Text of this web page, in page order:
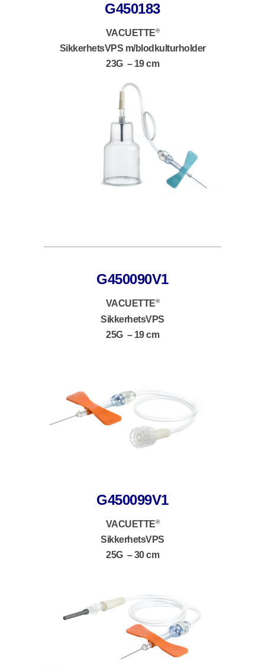
G450183
VACUETTE®
SikkerhetsVPS m/blodkulturholder
23G – 19 cm
G450090V1
VACUETTE®
SikkerhetsVPS
25G – 19 cm
G450099V1
VACUETTE®
SikkerhetsVPS
25G – 30 cm